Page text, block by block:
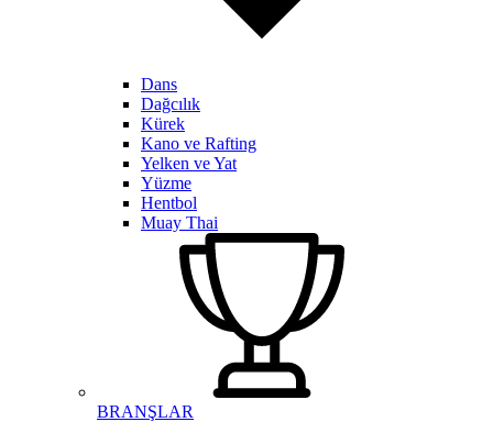
Dans
Dağcılık
Kürek
Kano ve Rafting
Yelken ve Yat
Yüzme
Hentbol
Muay Thai
BRANŞLAR